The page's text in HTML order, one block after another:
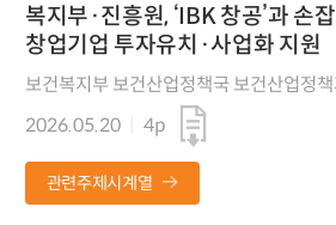
복지부·진흥원, ‘IBK 창공’과 손
창업기업 투자유치·사업화 지원
보건복지부 보건산업정책국 보건산업정
2026.05.20
4p
관련주제시계열